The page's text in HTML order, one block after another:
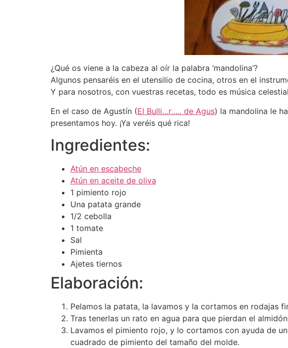
¿Qué os viene a la cabeza al oír la palabra ‘mandolina’?
Algunos pensaréis en el utensilio de cocina, otros en el
Y para nosotros, con vuestras recetas, todo es música
En el caso de Agustín (El Bulli…r….. de Agus) la mandolina le
presentamos hoy. ¡Ya veréis qué rica!
Ingredientes:
Atún en escabeche
Atún en aceite de oliva
1 pimiento rojo
Una patata grande
1/2 cebolla
1 tomate
Sal
Pimienta
Ajetes tiernos
Elaboración:
Pelamos la patata, la lavamos y la cortamos en rodajas
Tras tenerlas un rato en agua para que pierdan el
Lavamos el pimiento rojo, y lo cortamos con ayuda de
cuadrado de pimiento del tamaño del molde.